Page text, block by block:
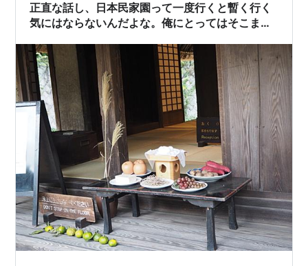
正直な話し、日本民家園って一度行くと暫く行く
気にはならないんだよな。俺にとってはそこまで